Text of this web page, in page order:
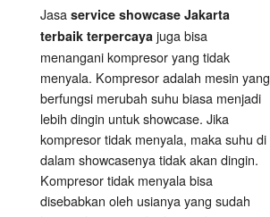
Jasa service showcase Jakarta
terbaik terpercaya juga bisa
menangani kompresor yang tidak
menyala. Kompresor adalah mesin yang
berfungsi merubah suhu biasa menjadi
lebih dingin untuk showcase. Jika
kompresor tidak menyala, maka suhu di
dalam showcasenya tidak akan dingin.
Kompresor tidak menyala bisa
disebabkan oleh usianya yang sudah